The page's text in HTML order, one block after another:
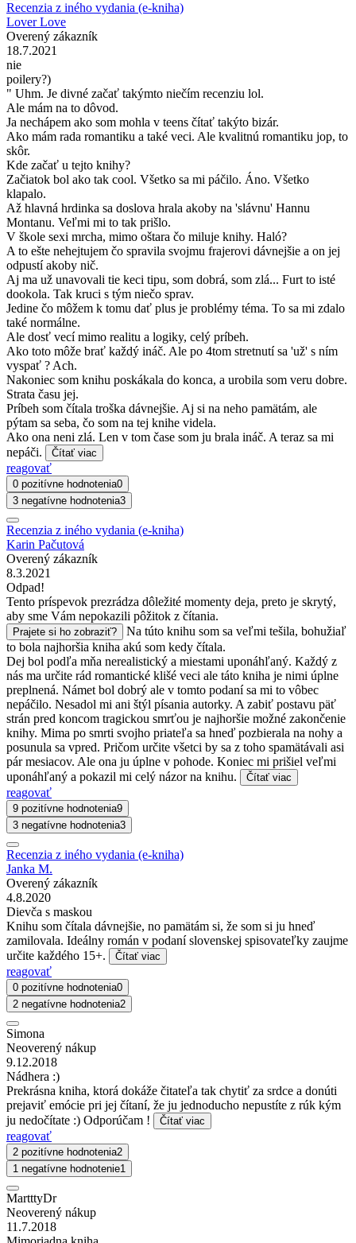
Recenzia z iného vydania (e-kniha)
Lover Love
Overený zákazník
18.7.2021
nie
poilery?)
" Uhm. Je divné začať takýmto niečím recenziu lol.
Ale mám na to dôvod.
Ja nechápem ako som mohla v teens čítať takýto bizár.
Ako mám rada romantiku a také veci. Ale kvalitnú romantiku jop, to
skôr.
Kde začať u tejto knihy?
Začiatok bol ako tak cool. Všetko sa mi páčilo. Áno. Všetko
klapalo.
Až hlavná hrdinka sa doslova hrala akoby na 'slávnu' Hannu
Montanu. Veľmi mi to tak prišlo.
V škole sexi mrcha, mimo oštara čo miluje knihy. Haló?
A to ešte nehejtujem čo spravila svojmu frajerovi dávnejšie a on jej
odpustí akoby nič.
Aj ma už unavovali tie keci tipu, som dobrá, som zlá... Furt to isté
dookola. Tak kruci s tým niečo sprav.
Jedine čo môžem k tomu dať plus je problémy téma. To sa mi zdalo
také normálne.
Ale dosť vecí mimo realitu a logiky, celý príbeh.
Ako toto môže brať každý ináč. Ale po 4tom stretnutí sa 'už' s ním
vyspať ? Ach.
Nakoniec som knihu poskákala do konca, a urobila som veru dobre.
Strata času jej.
Príbeh som čítala troška dávnejšie. Aj si na neho pamätám, ale
pýtam sa seba, čo som na tej knihe videla.
Ako ona neni zlá. Len v tom čase som ju brala ináč. A teraz sa mi
nepáči.
Čítať viac
reagovať
0 pozitívne hodnotenia0
3 negatívne hodnotenia3
Recenzia z iného vydania (e-kniha)
Karin Pačutová
Overený zákazník
8.3.2021
Odpad!
Tento príspevok prezrádza dôležité momenty deja, preto je skrytý,
aby sme Vám nepokazili pôžitok z čítania.
Prajete si ho zobraziť?
Na túto knihu som sa veľmi tešila, bohužiaľ
to bola najhoršia kniha akú som kedy čítala.
Dej bol podľa mňa nerealistický a miestami uponáhľaný. Každý z
nás ma určite rád romantické klišé veci ale táto kniha je nimi úplne
preplnená. Námet bol dobrý ale v tomto podaní sa mi to vôbec
nepáčilo. Nesadol mi ani štýl písania autorky. A zabiť postavu päť
strán pred koncom tragickou smrťou je najhoršie možné zakončenie
knihy. Mima po smrti svojho priateľa sa hneď pozbierala na nohy a
posunula sa vpred. Pričom určite všetci by sa z toho spamätávali asi
pár mesiacov. Ale ona ju úplne v pohode. Koniec mi prišiel veľmi
uponáhľaný a pokazil mi celý názor na knihu.
Čítať viac
reagovať
9 pozitívne hodnotenia9
3 negatívne hodnotenia3
Recenzia z iného vydania (e-kniha)
Janka M.
Overený zákazník
4.8.2020
Dievča s maskou
Knihu som čítala dávnejšie, no pamätám si, že som si ju hneď
zamilovala. Ideálny román v podaní slovenskej spisovateľky zaujme
určite každého 15+.
Čítať viac
reagovať
0 pozitívne hodnotenia0
2 negatívne hodnotenia2
Simona
Neoverený nákup
9.12.2018
Nádhera :)
Prekrásna kniha, ktorá dokáže čitateľa tak chytiť za srdce a donúti
prejaviť emócie pri jej čítaní, že ju jednoducho nepustíte z rúk kým
ju nedočítate :) Odporúčam !
Čítať viac
reagovať
2 pozitívne hodnotenia2
1 negatívne hodnotenie1
MartttyDr
Neoverený nákup
11.7.2018